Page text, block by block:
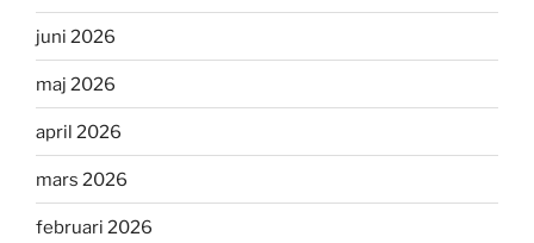
juni 2026
maj 2026
april 2026
mars 2026
februari 2026